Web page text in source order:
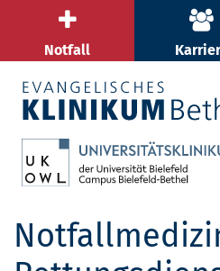
Notfall